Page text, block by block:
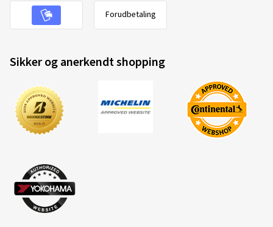
Forudbetaling
Sikker og anerkendt shopping